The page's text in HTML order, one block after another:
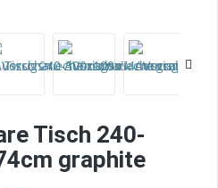
Tisch 240-
graphite